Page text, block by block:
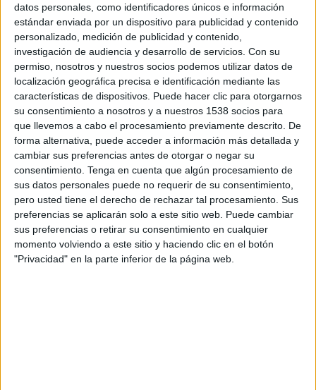
datos personales, como identificadores únicos e información
estándar enviada por un dispositivo para publicidad y contenido
personalizado, medición de publicidad y contenido,
investigación de audiencia y desarrollo de servicios. Con su
permiso, nosotros y nuestros socios podemos utilizar datos de
localización geográfica precisa e identificación mediante las
características de dispositivos. Puede hacer clic para otorgarnos
su consentimiento a nosotros y a nuestros 1538 socios para
que llevemos a cabo el procesamiento previamente descrito. De
forma alternativa, puede acceder a información más detallada y
cambiar sus preferencias antes de otorgar o negar su
consentimiento. Tenga en cuenta que algún procesamiento de
sus datos personales puede no requerir de su consentimiento,
pero usted tiene el derecho de rechazar tal procesamiento. Sus
preferencias se aplicarán solo a este sitio web. Puede cambiar
sus preferencias o retirar su consentimiento en cualquier
momento volviendo a este sitio y haciendo clic en el botón
"Privacidad" en la parte inferior de la página web.
Producto: Centro de I+D+ i y desarrollo
tecnológico
Contacto cliente: Agustín J. Sáenz, Erika Ibáñez,
Arantza Lozano
Agencia: Dimensión
Dirección general creativa: Guille Viglione
Dirección creativa: Paco Cabrera
Dirección de arte: Iñaki Huegun
Redactor: Unai Martínez de Sosa
Dirección de servicios al cliente: Javier Villalba